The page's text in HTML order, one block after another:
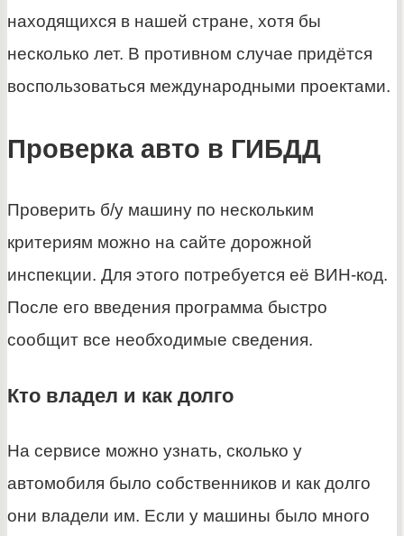
находящихся в нашей стране, хотя бы
несколько лет. В противном случае придётся
воспользоваться международными проектами.
Проверка авто в ГИБДД
Проверить б/у машину по нескольким
критериям можно на сайте дорожной
инспекции. Для этого потребуется её ВИН-код.
После его введения программа быстро
сообщит все необходимые сведения.
Кто владел и как долго
На сервисе можно узнать, сколько у
автомобиля было собственников и как долго
они владели им. Если у машины было много